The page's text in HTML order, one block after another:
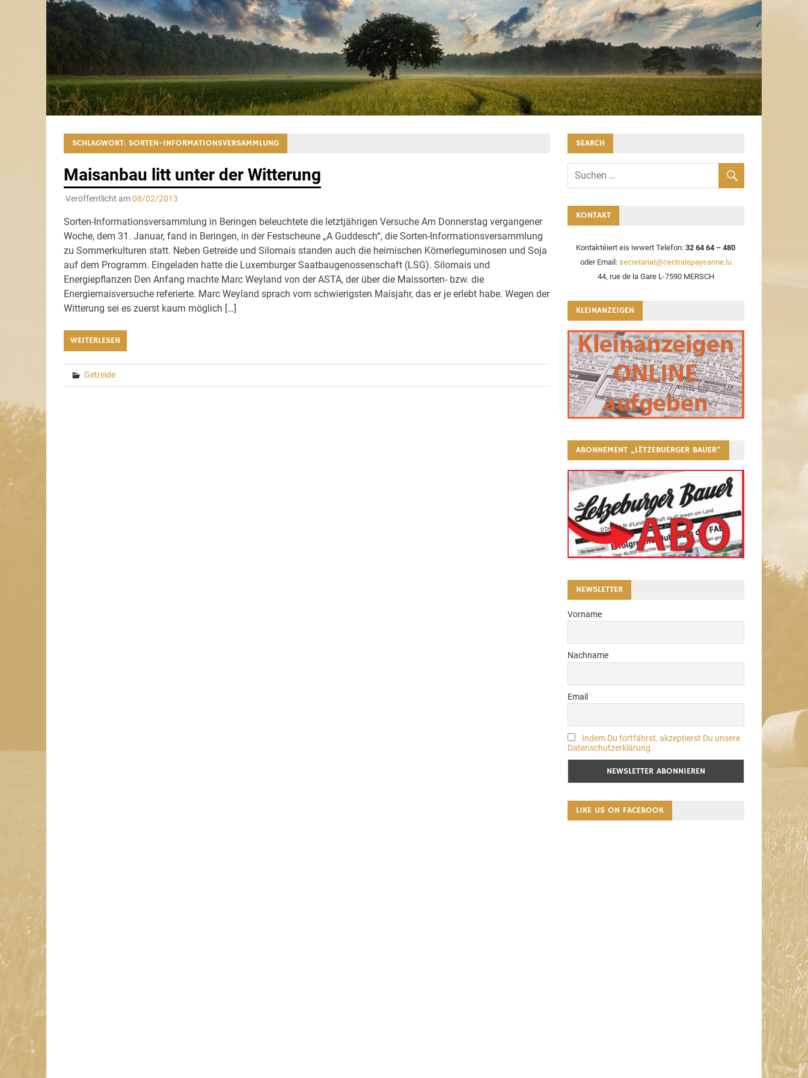
SCHLAGWORT: SORTEN-INFORMATIONSVERSAMMLUNG
Maisanbau litt unter der Witterung
Veröffentlicht am08/02/2013
Sorten-Informationsversammlung in Beringen beleuchtete die letztjährigen Versuche Am Donnerstag vergangener
Woche, dem 31. Januar, fand in Beringen, in der Festscheune „A Guddesch“, die Sorten-Informationsversammlung
zu Sommerkulturen statt. Neben Getreide und Silomais standen auch die heimischen Körnerleguminosen und Soja
auf dem Programm. Eingeladen hatte die Luxemburger Saatbaugenossenschaft (LSG). Silomais und
Energiepflanzen Den Anfang machte Marc Weyland von der ASTA, der über die Maissorten- bzw. die
Energiemaisversuche referierte. Marc Weyland sprach vom schwierigsten Maisjahr, das er je erlebt habe. Wegen der
Witterung sei es zuerst kaum möglich […]
WEITERLESEN
Getreide
SEARCH
KONTAKT
Kontaktéiert eis iwwert Telefon:32 64 64 – 480
oder Email: secretariat@centralepaysanne.lu
44, rue de la Gare L-7590 MERSCH
KLEINANZEIGEN
ABONNEMENT „LËTZEBUERGER BAUER“
NEWSLETTER
Vorname
Nachname
Email
Indem Du fortfährst, akzeptierst Du unsere
Datenschutzerklärung.
LIKE US ON FACEBOOK